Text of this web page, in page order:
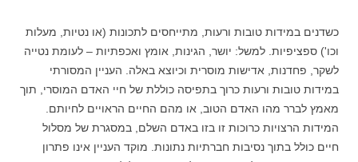
כשדנים במידות טובות ורעות, מתייחסים לתכונות (או נטיות, מעלות
וכו') ספציפיות. למשל: יושר, הגינות, אומץ ואכפתיות – לעומת נטייה
לשקר, פחדנות, אדישות מוסרית וכיוצא באלה. העניין המסורתי
במידות טובות ורעות כרוך בתפיסה כוללת של חיי האדם המוסרי, תוך
מאמץ לברר מהו האדם הטוב, או מהם החיים הראויים לחיותם.
המידות הרצויות כרוכות זו בזו באדם השלם, במסגרת של מסלול
חיים כולל בתוך נסיבות חברתיות נתונות. מוקד העניין אינו פתרון